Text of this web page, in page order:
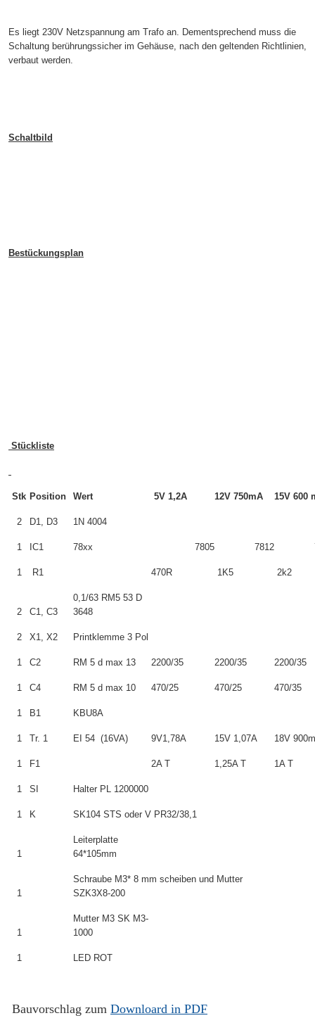
Es liegt 230V Netzspannung am Trafo an. Dementsprechend muss die
Schaltung berührungssicher im Gehäuse, nach den geltenden Richtlinien,
verbaut werden.
Schaltbild
Bestückungsplan
Stückliste
Stk Position Wert 5V 1,2A 12V 750mA 15V 600
2 D1, D3 1N 4004
1 IC1 78xx 7805 7812
1 R1 470R 1K5 2k2
2 C1, C3
0,1/63 RM5 53 D
3648
2 X1, X2 Printklemme 3 Pol
1 C2 RM 5 d max 13 2200/35 2200/35 2200/35
1 C4 RM 5 d max 10 470/25 470/25 470/35
1 B1 KBU8A
1 Tr. 1 EI 54 (16VA) 9V1,78A 15V 1,07A 18V
1 F1 2A T 1,25A T 1A T
1 SI Halter PL 1200000
1 K SK104 STS oder V PR32/38,1
1
Leiterplatte
64*105mm
1
Schraube M3* 8 mm scheiben und Mutter
SZK3X8-200
1
Mutter M3 SK M3-
1000
1 LED ROT
Bauvorschlag zum Downloard in PDF